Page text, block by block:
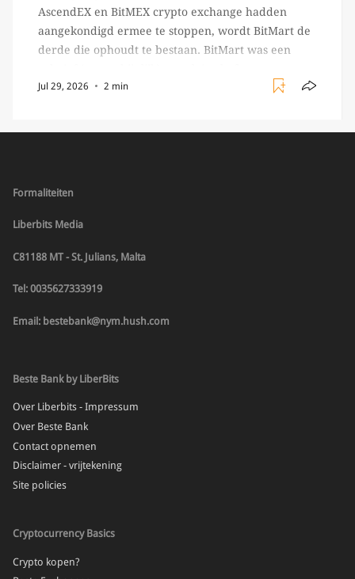
AscendEX en BitMEX crypto exchange hadden
aangekondigd ermee te stoppen, wordt BitMart de
derde die ophoudt te bestaan. BitMart was een
crypto handelaren terecht konden om te handelen
Jul 29, 2026 2 min
Formaliteiten
Liberbits Media
C81188 MT - St. Julians, Malta
Tel: 0035627333919
Email: bestebank@nym.hush.com
Beste Bank by LiberBits
Over Liberbits - Impressum
Over Beste Bank
Contact opnemen
Disclaimer - vrijtekening
Site policies
Cryptocurrency Basics
Crypto kopen?